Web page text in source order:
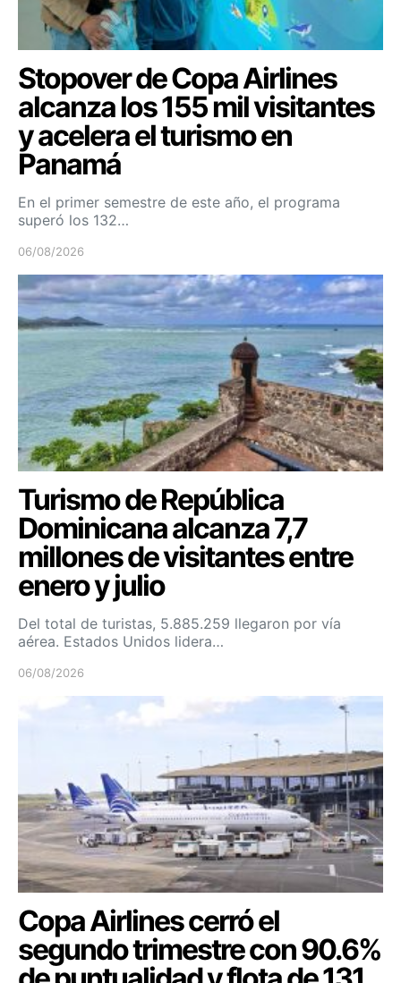
Stopover de Copa Airlines
alcanza los 155 mil visitantes
y acelera el turismo en
Panamá
En el primer semestre de este año, el programa
superó los 132…
06/08/2026
Turismo de República
Dominicana alcanza 7,7
millones de visitantes entre
enero y julio
Del total de turistas, 5.885.259 llegaron por vía
aérea. Estados Unidos lidera…
06/08/2026
Copa Airlines cerró el
segundo trimestre con 90.6%